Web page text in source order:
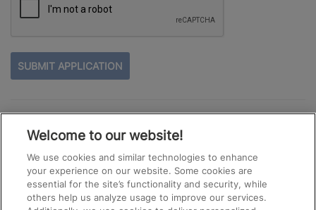
PEOPLE
SHOULD
NOT
PUT
ANYTHING
HERE.
See All Jobs
Welcome to our website!
We use cookies and similar technologies to enhance
your experience on our website. Some cookies are
essential for the site’s functionality and security, while
others help us analyze usage to improve our services.